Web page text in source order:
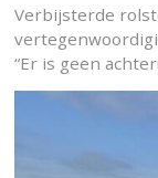
Verbijsterde
“Er is geen